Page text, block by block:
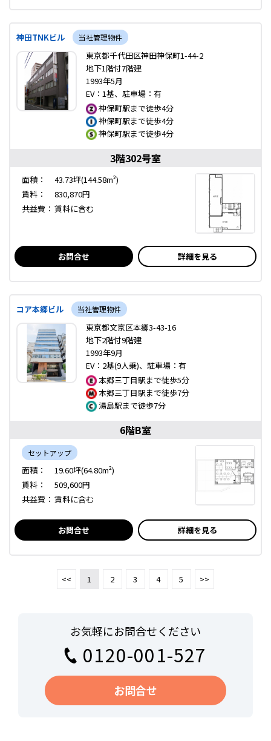
神田TNKビル 当社管理物件
東京都千代田区神田神保町1-44-2
地下1階付7階建
1993年5月
EV：1基、駐車場：有
神保町駅まで徒歩4分
神保町駅まで徒歩4分
神保町駅まで徒歩4分
3階302号室
面積：
43.73坪(144.58m²)
賃料：
830,870円
共益費： 賃料に含む
お問合せ 詳細を見る
コア本郷ビル 当社管理物件
東京都文京区本郷3-43-16
地下2階付9階建
1993年9月
EV：2基(9人乗)、駐車場：有
本郷三丁目駅まで徒歩5分
本郷三丁目駅まで徒歩7分
湯島駅まで徒歩7分
6階B室
セットアップ
面積：
19.60坪(64.80m²)
賃料：
509,600円
共益費： 賃料に含む
お問合せ 詳細を見る
<< 1 2 3 4 5 >>
お気軽にお問合せください
0120-001-527
お問合せ